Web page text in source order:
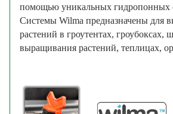
помощью уникальных гидропонных
Системы Wilma предназначены для
растений в гроутентах, гроубоксах,
выращивания растений, теплицах,